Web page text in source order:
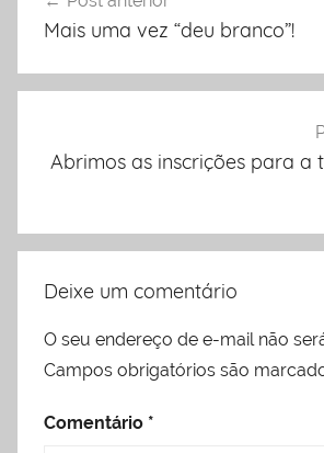
deMais uma vez “deu branco”!
Abrimos as inscrições para a
Deixe um comentário
O seu endereço de e-mail não
Campos obrigatórios são
Comentário *